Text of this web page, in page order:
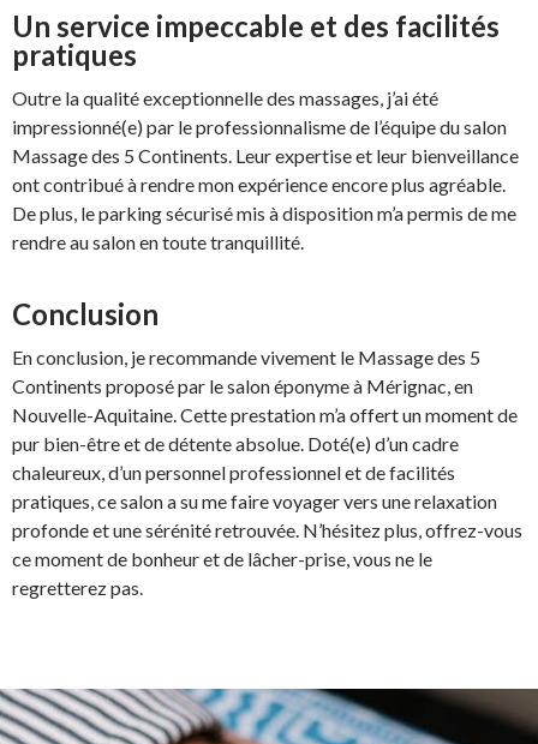
Un service impeccable et des facilités
pratiques
Outre la qualité exceptionnelle des massages, j’ai été
impressionné(e) par le professionnalisme de l’équipe du salon
Massage des 5 Continents. Leur expertise et leur bienveillance
ont contribué à rendre mon expérience encore plus agréable.
De plus, le parking sécurisé mis à disposition m’a permis de me
rendre au salon en toute tranquillité.
Conclusion
En conclusion, je recommande vivement le Massage des 5
Continents proposé par le salon éponyme à Mérignac, en
Nouvelle-Aquitaine. Cette prestation m’a offert un moment de
pur bien-être et de détente absolue. Doté(e) d’un cadre
chaleureux, d’un personnel professionnel et de facilités
pratiques, ce salon a su me faire voyager vers une relaxation
profonde et une sérénité retrouvée. N’hésitez plus, offrez-vous
ce moment de bonheur et de lâcher-prise, vous ne le
regretterez pas.